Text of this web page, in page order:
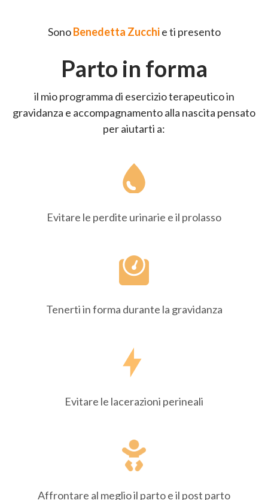
SonoBenedetta Zucchie ti presento
Parto in forma
il mio programma di esercizio terapeutico in
gravidanza e accompagnamento alla nascita pensato
per aiutarti a:
Evitare le perdite urinarie e il prolasso
Tenerti in forma durante la gravidanza
Evitare le lacerazioni perineali
Affrontare al meglio il parto e il post parto